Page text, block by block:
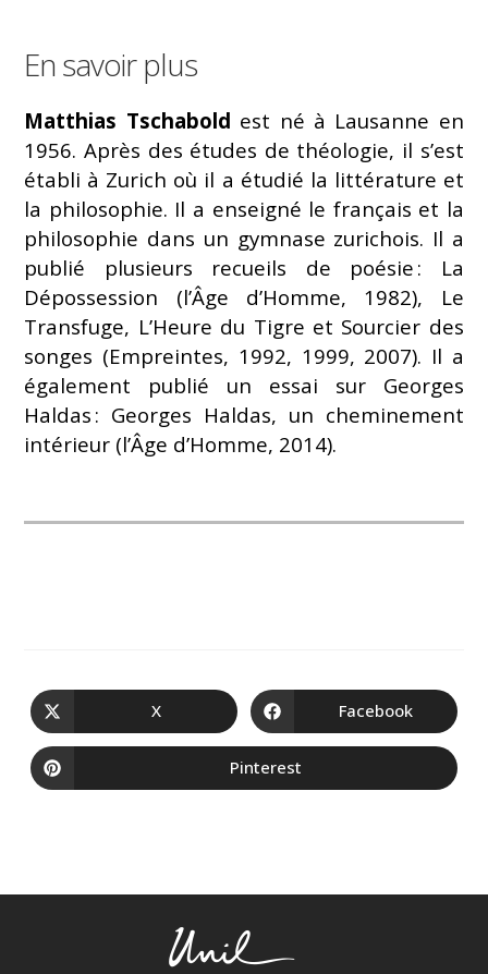
En savoir plus
Matthias Tschabold est né à Lausanne en
1956. Après des études de théologie, il s’est
établi à Zurich où il a étudié la littérature et
la philosophie. Il a enseigné le français et la
philosophie dans un gymnase zurichois. Il a
publié plusieurs recueils de poésie : La
Dépossession (l’Âge d’Homme, 1982), Le
Transfuge, L’Heure du Tigre et Sourcier des
songes (Empreintes, 1992, 1999, 2007). Il a
également publié un essai sur Georges
Haldas : Georges Haldas, un cheminement
intérieur (l’Âge d’Homme, 2014).
X Facebook
Pinterest